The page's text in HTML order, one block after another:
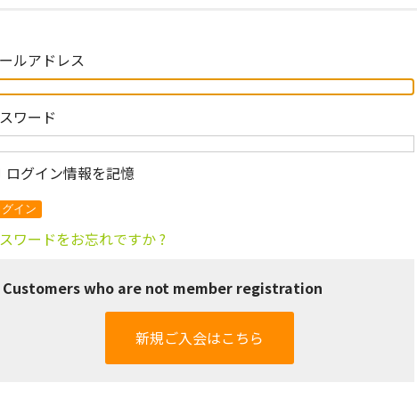
ルアドレス
ワード
ログイン情報を記憶
ワードをお忘れですか ?
Customers who are not member registration
新規ご入会はこちら